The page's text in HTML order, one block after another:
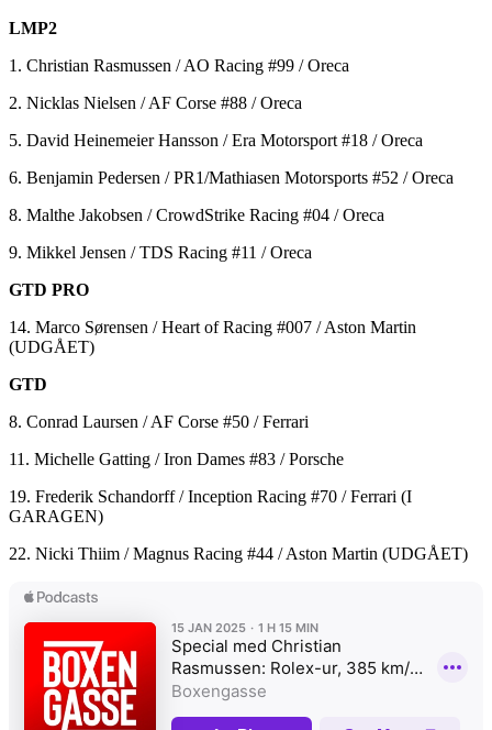
LMP2
1. Christian Rasmussen / AO Racing #99 / Oreca
2. Nicklas Nielsen / AF Corse #88 / Oreca
5. David Heinemeier Hansson / Era Motorsport #18 / Oreca
6. Benjamin Pedersen / PR1/Mathiasen Motorsports #52 / Oreca
8. Malthe Jakobsen / CrowdStrike Racing #04 / Oreca
9. Mikkel Jensen / TDS Racing #11 / Oreca
GTD PRO
14. Marco Sørensen / Heart of Racing #007 / Aston Martin
(UDGÅET)
GTD
8. Conrad Laursen / AF Corse #50 / Ferrari
11. Michelle Gatting / Iron Dames #83 / Porsche
19. Frederik Schandorff / Inception Racing #70 / Ferrari (I
GARAGEN)
22. Nicki Thiim / Magnus Racing #44 / Aston Martin (UDGÅET)